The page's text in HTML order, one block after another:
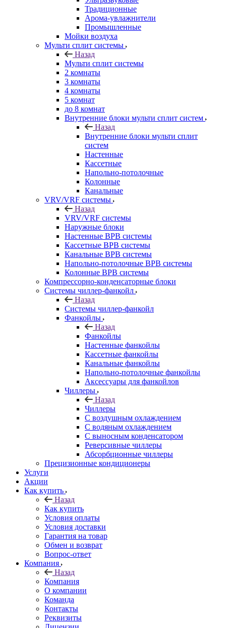
Традиционные
Арома-увлажнители
Промышленные
Мойки воздуха
Мульти сплит системы
Назад
Мульти сплит системы
2 комнаты
3 комнаты
4 комнаты
5 комнат
до 8 комнат
Внутренние блоки мульти сплит систем
Назад
Внутренние блоки мульти сплит
систем
Настенные
Кассетные
Напольно-потолочные
Колонные
Канальные
VRV/VRF системы
Назад
VRV/VRF системы
Наружные блоки
Настенные ВРВ системы
Кассетные ВРВ системы
Канальные ВРВ системы
Напольно-потолочные ВРВ системы
Колонные ВРВ системы
Компрессорно-конденсаторные блоки
Системы чиллер-фанкойл
Назад
Системы чиллер-фанкойл
Фанкойлы
Назад
Фанкойлы
Настенные фанкойлы
Кассетные фанкойлы
Канальные фанкойлы
Напольно-потолочные фанкойлы
Аксессуары для фанкойлов
Чиллеры
Назад
Чиллеры
С воздушным охлаждением
С водяным охлаждением
С выносным конденсатором
Реверсивные чиллеры
Абсорбционные чиллеры
Прецизионные кондиционеры
Услуги
Акции
Как купить
Назад
Как купить
Условия оплаты
Условия доставки
Гарантия на товар
Обмен и возврат
Вопрос-ответ
Компания
Назад
Компания
О компании
Команда
Контакты
Реквизиты